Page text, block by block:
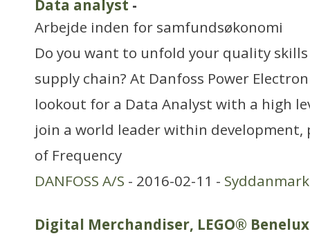
Data analyst -
Arbejde inden for samfundsøkonomi
Do you want to unfold your quality
supply chain? At Danfoss Power
lookout for a Data Analyst with a high
join a world leader within development,
of Frequency
DANFOSS A/S - 2016-02-11 - Syddanmark
Digital Merchandiser, LEGO® Benelux